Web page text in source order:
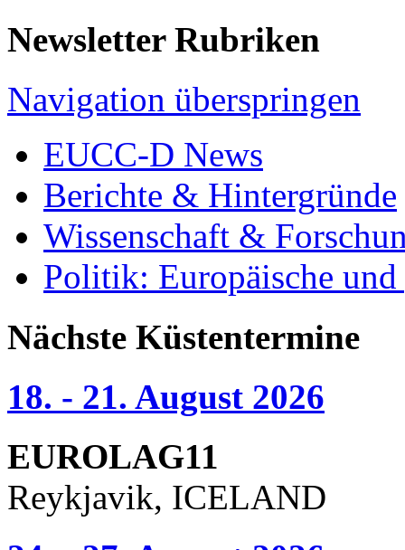
Newsletter Rubriken
Navigation überspringen
EUCC-D News
Berichte & Hintergründe
Wissenschaft &
Politik: Europäische
Nächste Küstentermine
18. - 21. August 2026
EUROLAG11
Reykjavik, ICELAND